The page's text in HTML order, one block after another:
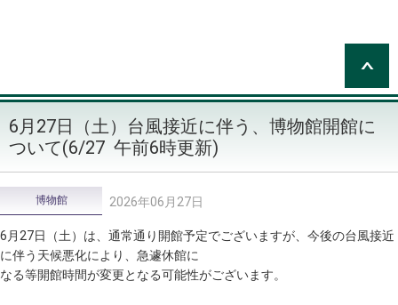
6月27日（土）台風接近に伴う、博物館開館に
ついて(6/27 午前6時更新)
博物館 2026年06月27日
6月27日（土）は、通常通り開館予定でございますが、今後の台風接近
に伴う天候悪化により、急遽休館に
なる等開館時間が変更となる可能性がございます。